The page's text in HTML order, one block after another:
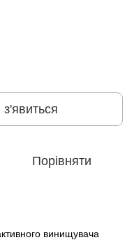
Порівняти
винищувача